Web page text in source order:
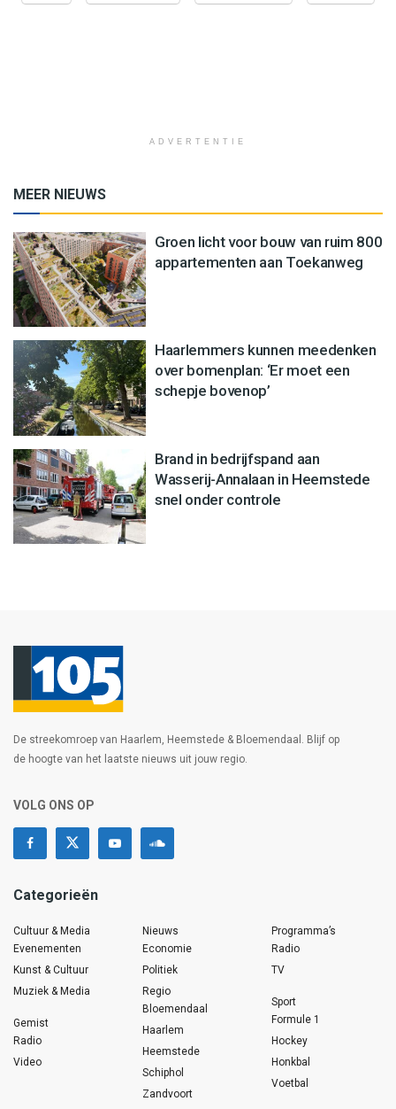
ADVERTENTIE
MEER NIEUWS
Groen licht voor bouw van ruim 800
appartementen aan Toekanweg
Haarlemmers kunnen meedenken
over bomenplan: ‘Er moet een
schepje bovenop’
Brand in bedrijfspand aan
Wasserij-Annalaan in Heemstede
snel onder controle
De streekomroep van Haarlem, Heemstede & Bloemendaal. Blijf op
de hoogte van het laatste nieuws uit jouw regio.
VOLG ONS OP
Categorieën
Cultuur & Media
Evenementen
Kunst & Cultuur
Muziek & Media
Gemist
Radio
Video
Nieuws
Economie
Politiek
Regio
Bloemendaal
Haarlem
Heemstede
Schiphol
Zandvoort
Programma’s
Radio
TV
Sport
Formule 1
Hockey
Honkbal
Voetbal